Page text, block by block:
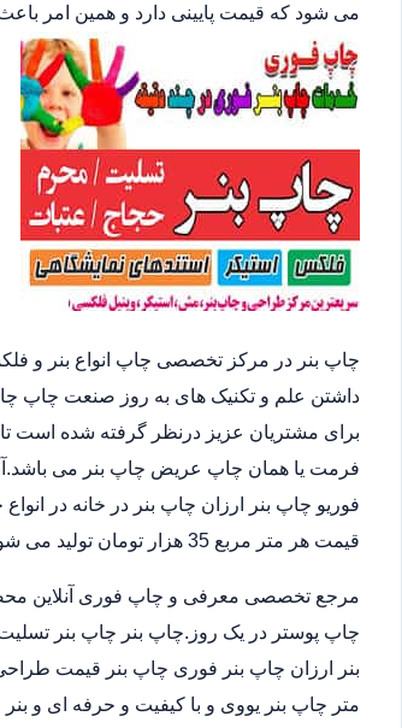
می شود که قیمت پایینی دارد و همین امر
چاپ بنر در مرکز تخصصی چاپ انواع بنر و
داشتن علم و تکنیک های به روز صنعت چاپ
برای مشتریان عزیز درنظر گرفته شده است
فرمت یا همان چاپ عریض چاپ بنر می
قیمت هر متر مربع 35 هزار تومان تولید می شود
مرجع تخصصی معرفی و چاپ فوری آنلاین
چاپ پوستر در یک روز.چاپ بنر چاپ بنر
متر چاپ بنر یووی و با کیفیت و حرفه ای و